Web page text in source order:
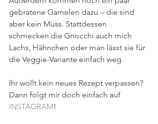
gebratene Garnelen dazu – die sind
aber kein Muss. Stattdessen
schmecken die Gnocchi auch mich
Lachs, Hähnchen oder man lässt sie für
die Veggie-Variante einfach weg.
Ihr wollt kein neues Rezept verpassen?
Dann folgt mir doch einfach auf
INSTAGRAM!